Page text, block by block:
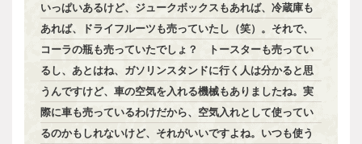
いっぱいあるけど、ジュークボックスもあれば、冷蔵庫も
あれば、ドライフルーツも売っていたし（笑）。それで、
コーラの瓶も売っていたでしょ？ トースターも売ってい
るし、あとはね、ガソリンスタンドに行く人は分かると思
うんですけど、車の空気を入れる機械もありましたね。実
際に車も売っているわけだから、空気入れとして使ってい
るのかもしれないけど、それがいいですよね。いつも使う